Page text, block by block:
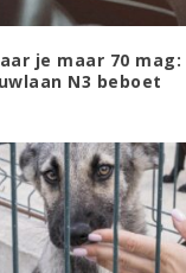
je maar 70
N3 beboet